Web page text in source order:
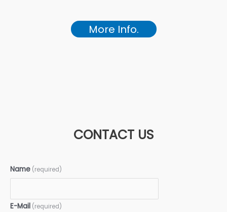
More Info.
CONTACT US
Name (required)
E-Mail (required)